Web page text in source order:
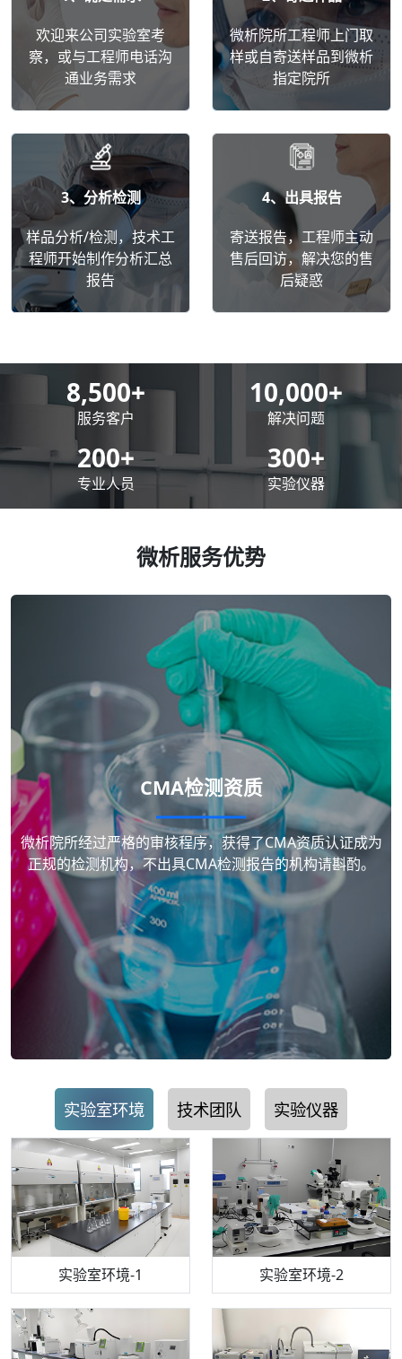
欢迎来公司实验室考
察，或与工程师电话沟
通业务需求
微析院所工程师上门取
样或自寄送样品到微析
指定院所
3、分析检测
样品分析/检测，技术工
程师开始制作分析汇总
报告
4、出具报告
寄送报告，工程师主动
售后回访，解决您的售
后疑惑
8,500+
服务客户
10,000+
解决问题
200+
专业人员
300+
实验仪器
微析服务优势
CMA检测资质
微析院所经过严格的审核程序，获得了CMA资质认证成为
正规的检测机构，不出具CMA检测报告的机构请斟酌。
实验室环境 技术团队 实验仪器
实验室环境-1 实验室环境-2
机构质检技术员-1 机构质检技术员-2
步入式恒温恒湿试验箱 电感耦合等离子体光谱仪